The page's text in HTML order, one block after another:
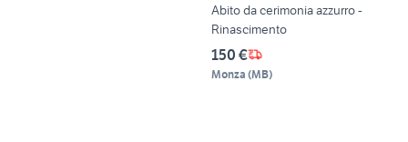
Abito da cerimonia azzurro -
Rinascimento
150 €
Monza (MB)